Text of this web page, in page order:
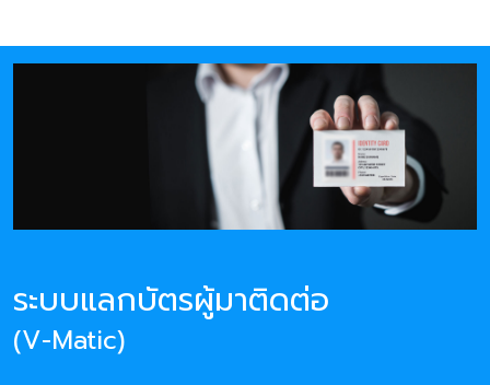
ระบบแลกบัตรผู้มาติดต่อ
(V-Matic)